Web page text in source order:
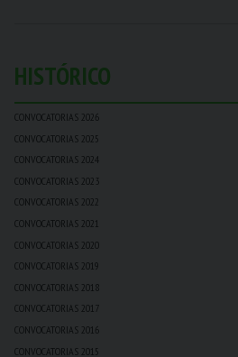
HISTÓRICO
CONVOCATORIAS 2026
CONVOCATORIAS 2025
CONVOCATORIAS 2024
CONVOCATORIAS 2023
CONVOCATORIAS 2022
CONVOCATORIAS 2021
CONVOCATORIAS 2020
CONVOCATORIAS 2019
CONVOCATORIAS 2018
CONVOCATORIAS 2017
CONVOCATORIAS 2016
CONVOCATORIAS 2015